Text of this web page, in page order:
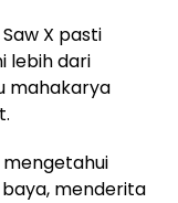
X pasti
lebih dari
mahakarya
mengetahui
menderita